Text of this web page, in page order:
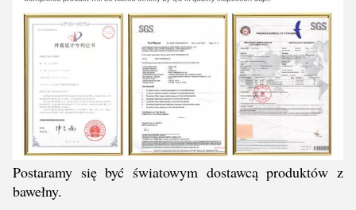
Postaramy się być światowym dostawcą produktów z
bawełny.